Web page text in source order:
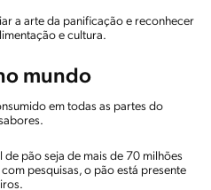
a arte da panificação e reconhecer
e cultura.
mundo
em todas as partes do
de pão seja de mais de 70 milhões
pesquisas, o pão está presente